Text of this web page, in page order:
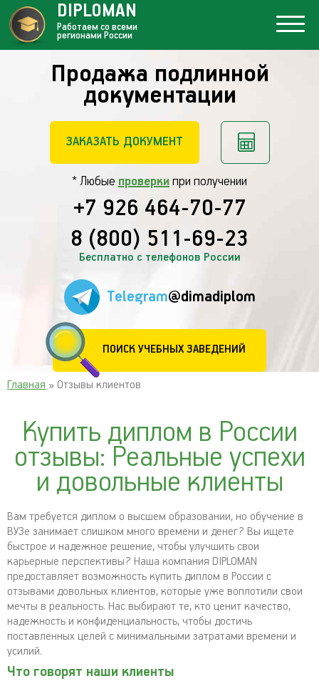
Продажа подлинной
документации
ЗАКАЗАТЬ ДОКУМЕНТ
* Любые проверки при получении
+7 926 464-70-77
8 (800) 511-69-23
Бесплатно с телефонов России
Telegram@dimadiplom
ПОИСК УЧЕБНЫХ ЗАВЕДЕНИЙ
DIPLOMAN
Работаем со всеми
регионами России
Главная » Отзывы клиентов
Купить диплом в России
отзывы: Реальные успехи
и довольные клиенты
Вам требуется диплом о высшем образовании, но обучение в
ВУЗе занимает слишком много времени и денег? Вы ищете
быстрое и надежное решение, чтобы улучшить свои
карьерные перспективы? Наша компания DIPLOMAN
предоставляет возможность купить диплом в России с
отзывами довольных клиентов, которые уже воплотили свои
мечты в реальность. Нас выбирают те, кто ценит качество,
надежность и конфиденциальность, чтобы достичь
поставленных целей с минимальными затратами времени и
усилий.
Что говорят наши клиенты